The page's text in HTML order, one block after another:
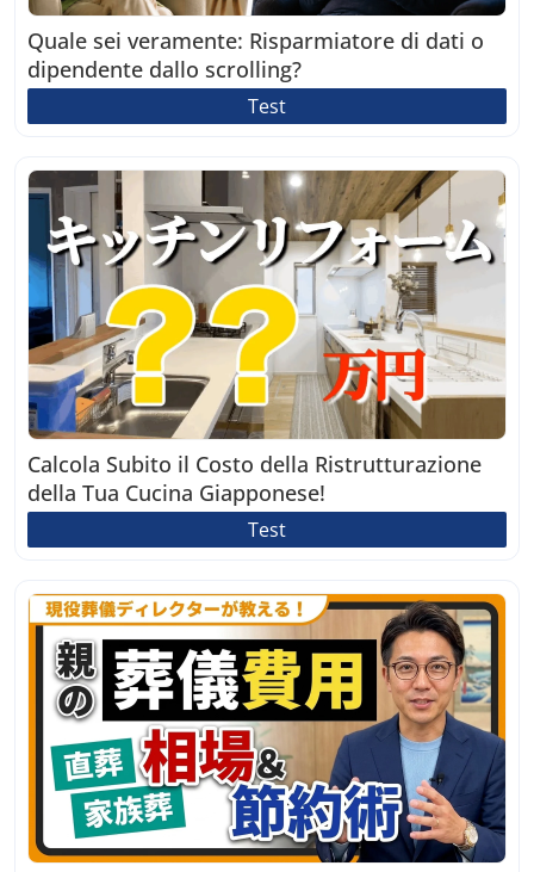
Quale sei veramente: Risparmiatore di dati o
dipendente dallo scrolling?
Test
Calcola Subito il Costo della Ristrutturazione
della Tua Cucina Giapponese!
Test